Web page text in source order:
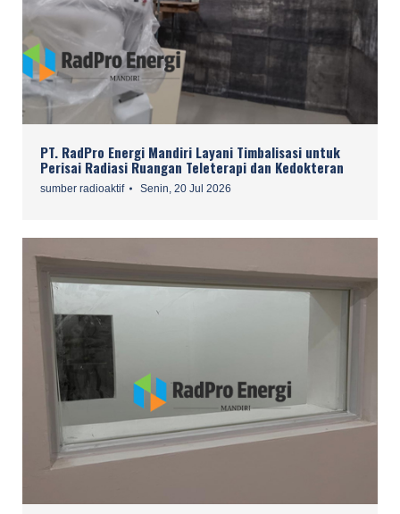
PT. RadPro Energi Mandiri Layani Timbalisasi untuk
Perisai Radiasi Ruangan Teleterapi dan Kedokteran
sumber radioaktif Senin, 20 Jul 2026